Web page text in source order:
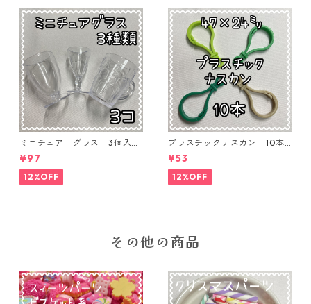
ミニチュア グラス 3個入り
【MNT-GLS-3P-01】
¥97
12%OFF
プラスチックナスカン 10本
入り【PK-10】
¥53
12%OFF
その他の商品